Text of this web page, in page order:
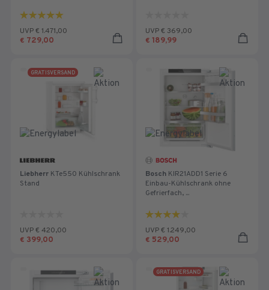
5.0
5
Sternen.
€ 729,00
UVP € 1.471,00
5
Sternen.
€ 189,99
UVP € 369,00
GRATISVERSAND
LiebherrKTe550 Kühlschrank
Stand
5
Sternen.
€ 399,00
UVP € 420,00
Bosch KIR21ADD1 Serie 6
Einbau-Kühlschrank ohne
Gefrierfach, ...
4.0
5
Sternen.
€ 529,00
UVP € 1.249,00
GRATISVERSAND